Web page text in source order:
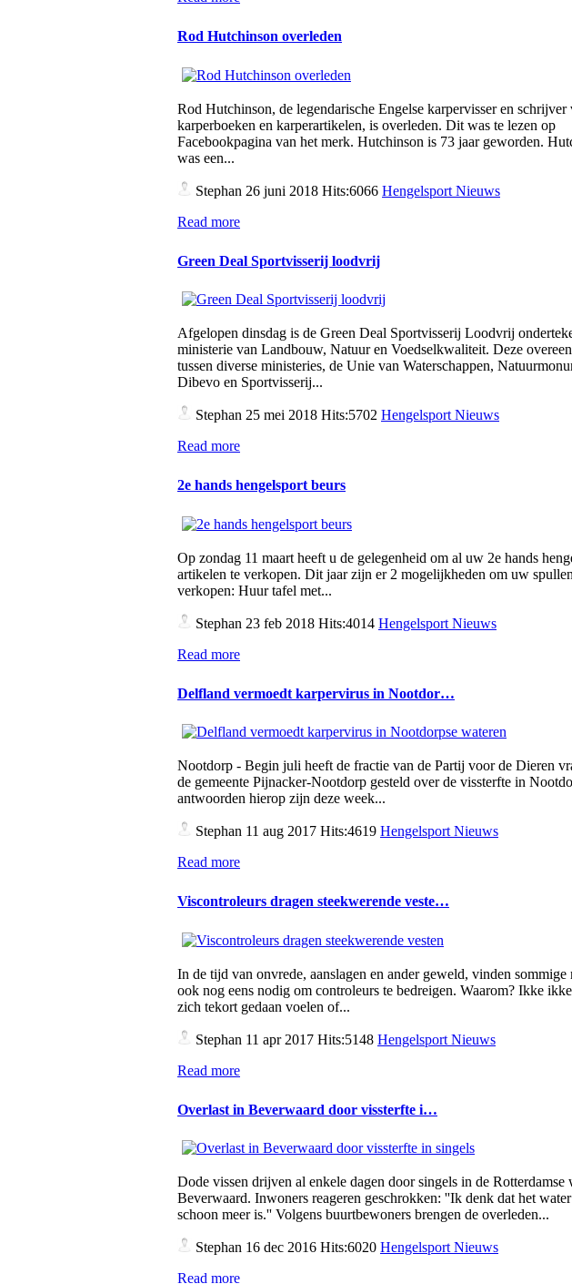
Rod Hutchinson overleden
Rod Hutchinson, de legendarische Engelse karpervisser en schrijver
karperboeken en karperartikelen, is overleden. Dit was te lezen op
Facebookpagina van het merk. Hutchinson is 73 jaar geworden.
was een...
Stephan 26 juni 2018 Hits:6066 Hengelsport Nieuws
Read more
Green Deal Sportvisserij loodvrij
Afgelopen dinsdag is de Green Deal Sportvisserij Loodvrij
ministerie van Landbouw, Natuur en Voedselkwaliteit. Deze
tussen diverse ministeries, de Unie van Waterschappen,
Dibevo en Sportvisserij...
Stephan 25 mei 2018 Hits:5702 Hengelsport Nieuws
Read more
2e hands hengelsport beurs
Op zondag 11 maart heeft u de gelegenheid om al uw 2e hands
artikelen te verkopen. Dit jaar zijn er 2 mogelijkheden om uw
verkopen: Huur tafel met...
Stephan 23 feb 2018 Hits:4014 Hengelsport Nieuws
Read more
Delfland vermoedt karpervirus in Nootdor…
Nootdorp - Begin juli heeft de fractie van de Partij voor de Dieren
de gemeente Pijnacker-Nootdorp gesteld over de vissterfte in
antwoorden hierop zijn deze week...
Stephan 11 aug 2017 Hits:4619 Hengelsport Nieuws
Read more
Viscontroleurs dragen steekwerende veste…
In de tijd van onvrede, aanslagen en ander geweld, vinden sommige
ook nog eens nodig om controleurs te bedreigen. Waarom? Ikke
zich tekort gedaan voelen of...
Stephan 11 apr 2017 Hits:5148 Hengelsport Nieuws
Read more
Overlast in Beverwaard door vissterfte i…
Dode vissen drijven al enkele dagen door singels in de Rotterdamse
Beverwaard. Inwoners reageren geschrokken: ''Ik denk dat het
schoon meer is.'' Volgens buurtbewoners brengen de overleden...
Stephan 16 dec 2016 Hits:6020 Hengelsport Nieuws
Read more